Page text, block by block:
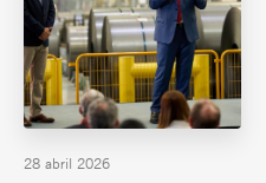
28 abril 2026